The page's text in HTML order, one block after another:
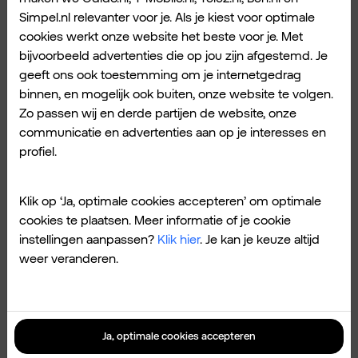
Zeker nu meer dan 50 procent van al het
mobiele dataverkeer in Nederland via het
onze gaat.
Søren Abildgaard, onze CEO: “We zijn meer
dan trots dat we twee prijzen hebben
erkennen: voor de vijfde keer op rij de umlaut
test winnen en het behalen van de hoogste
score wereldwijd”, vertelt hij. Daar wordt hard
voor gewerkt, erkent hij.
“We dagen onszelf elke dag uit om kwaliteit
van wereldklasse te leveren en onze klanten
Simpel.nl relevanter voor je. Als je kiest voor optimale
cookies werkt onze website het beste voor je. Met
bijvoorbeeld advertenties die op jou zijn afgestemd. Je
geeft ons ook toestemming om je internetgedrag
binnen, en mogelijk ook buiten, onze website te volgen.
Zo passen wij en derde partijen de website, onze
communicatie en advertenties aan op je interesses en
profiel.
Klik op ‘Ja, optimale cookies accepteren’ om optimale
cookies te plaatsen. Meer informatie of je cookie
instellingen aanpassen? Klik hier. Je kan je keuze altijd
weer veranderen.
Ja, optimale cookies accepteren